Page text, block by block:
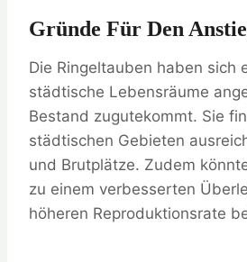
Gründe Für Den
Die Ringeltauben haben sich
städtische Lebensräume
Bestand zugutekommt. Sie
städtischen Gebieten
und Brutplätze. Zudem
zu einem verbesserten
höheren Reproduktionsrate